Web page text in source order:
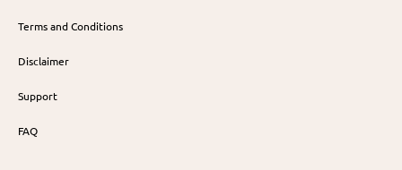
Terms and Conditions
Disclaimer
Support
FAQ